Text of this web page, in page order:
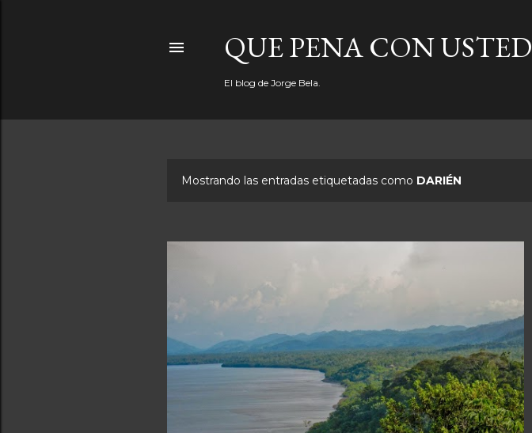
QUE PENA CON USTED
El blog de Jorge Bela.
a
d
a
Mostrando las entradas etiquetadas como DARIÉN